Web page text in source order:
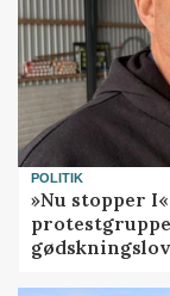
POLITIK
»Nu stopper
gødskningslov